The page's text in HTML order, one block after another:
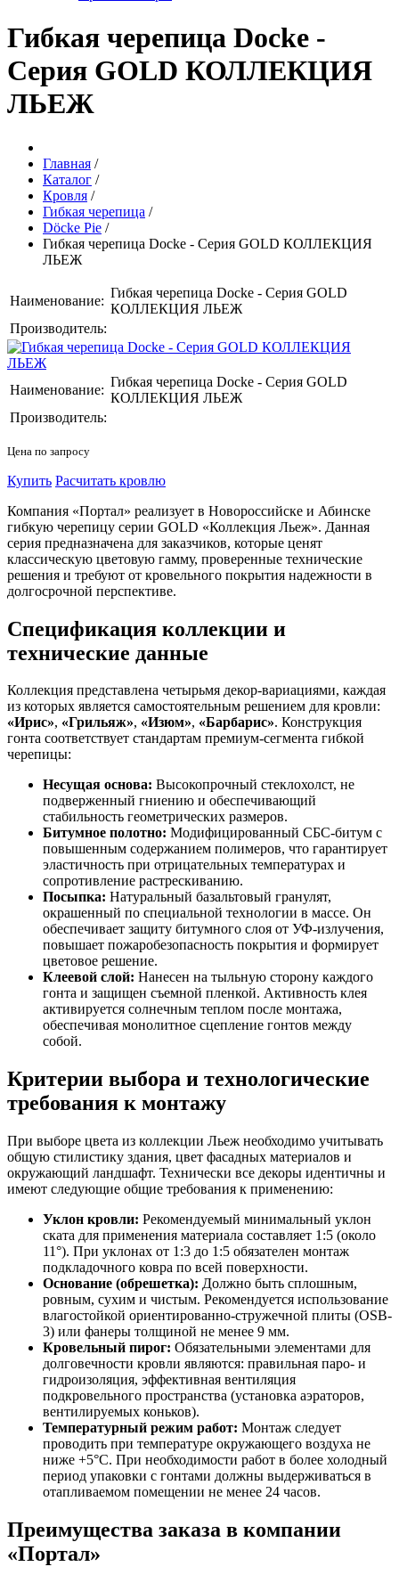
Гибкая черепица Docke -
Серия GOLD КОЛЛЕКЦИЯ
ЛЬЕЖ
Главная /
Каталог /
Кровля /
Гибкая черепица /
Döcke Pie /
Гибкая черепица Docke - Серия GOLD КОЛЛЕКЦИЯ
ЛЬЕЖ
Наименование:
Гибкая черепица Docke - Серия GOLD
КОЛЛЕКЦИЯ ЛЬЕЖ
Производитель:
Наименование:
Гибкая черепица Docke - Серия GOLD
КОЛЛЕКЦИЯ ЛЬЕЖ
Производитель:
Цена по запросу
Купить Расчитать кровлю
Компания «Портал» реализует в Новороссийске и Абинске
гибкую черепицу серии GOLD «Коллекция Льеж». Данная
серия предназначена для заказчиков, которые ценят
классическую цветовую гамму, проверенные технические
решения и требуют от кровельного покрытия надежности в
долгосрочной перспективе.
Спецификация коллекции и
технические данные
Коллекция представлена четырьмя декор-вариациями, каждая
из которых является самостоятельным решением для кровли:
«Ирис», «Грильяж», «Изюм», «Барбарис». Конструкция
гонта соответствует стандартам премиум-сегмента гибкой
черепицы:
Несущая основа: Высокопрочный стеклохолст, не
подверженный гниению и обеспечивающий
стабильность геометрических размеров.
Битумное полотно: Модифицированный СБС-битум с
повышенным содержанием полимеров, что гарантирует
эластичность при отрицательных температурах и
сопротивление растрескиванию.
Посыпка: Натуральный базальтовый гранулят,
окрашенный по специальной технологии в массе. Он
обеспечивает защиту битумного слоя от УФ-излучения,
повышает пожаробезопасность покрытия и формирует
цветовое решение.
Клеевой слой: Нанесен на тыльную сторону каждого
гонта и защищен съемной пленкой. Активность клея
активируется солнечным теплом после монтажа,
обеспечивая монолитное сцепление гонтов между
собой.
Критерии выбора и технологические
требования к монтажу
При выборе цвета из коллекции Льеж необходимо учитывать
общую стилистику здания, цвет фасадных материалов и
окружающий ландшафт. Технически все декоры идентичны и
имеют следующие общие требования к применению:
Уклон кровли: Рекомендуемый минимальный уклон
ската для применения материала составляет 1:5 (около
11°). При уклонах от 1:3 до 1:5 обязателен монтаж
подкладочного ковра по всей поверхности.
Основание (обрешетка): Должно быть сплошным,
ровным, сухим и чистым. Рекомендуется использование
влагостойкой ориентированно-стружечной плиты (OSB-
3) или фанеры толщиной не менее 9 мм.
Кровельный пирог: Обязательными элементами для
долговечности кровли являются: правильная паро- и
гидроизоляция, эффективная вентиляция
подкровельного пространства (установка аэраторов,
вентилируемых коньков).
Температурный режим работ: Монтаж следует
проводить при температуре окружающего воздуха не
ниже +5°С. При необходимости работ в более холодный
период упаковки с гонтами должны выдерживаться в
отапливаемом помещении не менее 24 часов.
Преимущества заказа в компании
«Портал»